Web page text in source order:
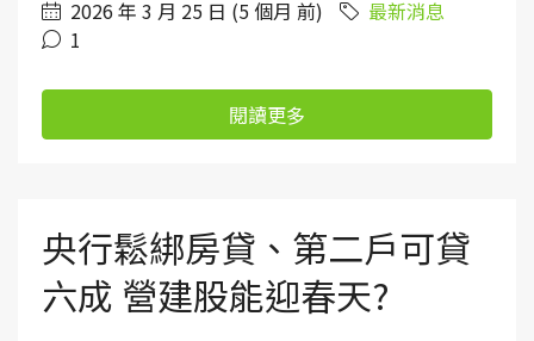
2026 年 3 月 25 日 (5 個月 前)
最新消息
1
閱讀更多
央行鬆綁房貸、第二戶可貸
六成 營建股能迎春天?